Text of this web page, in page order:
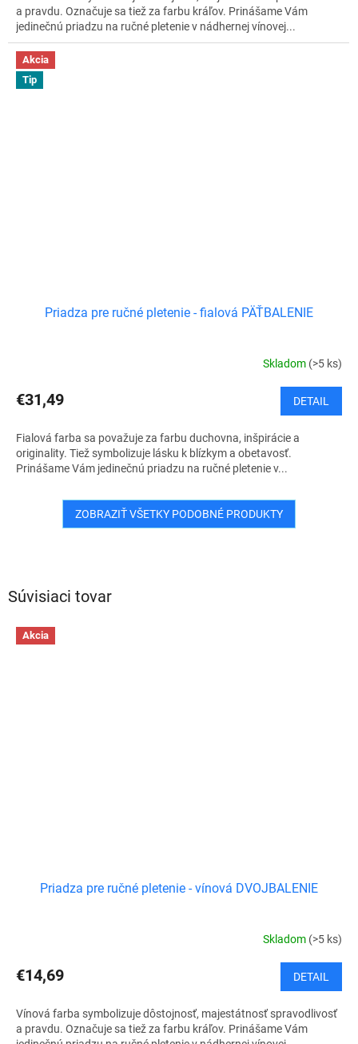
Súvisiaci tovar
Akcia
Priadza pre ručné pletenie - vínová DVOJBALENIE
Skladom (>5 ks)
€14,69 DETAIL
Vínová farba symbolizuje dôstojnosť, majestátnosť spravodlivosť
a pravdu. Označuje sa tiež za farbu kráľov. Prinášame Vám
a pravdu. Označuje sa tiež za farbu kráľov. Prinášame Vám
jedinečnú priadzu na ručné pletenie v nádhernej vínovej...
Akcia
Tip
Priadza pre ručné pletenie - fialová PÄŤBALENIE
Skladom (>5 ks)
€31,49 DETAIL
Fialová farba sa považuje za farbu duchovna, inšpirácie a
originality. Tiež symbolizuje lásku k blízkym a obetavosť.
Prinášame Vám jedinečnú priadzu na ručné pletenie v...
ZOBRAZIŤ VŠETKY PODOBNÉ PRODUKTY